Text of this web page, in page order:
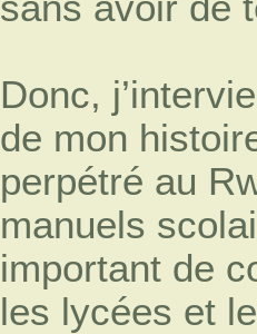
Donc,
de mon
perpétré au
manuels
important de
les lycées et